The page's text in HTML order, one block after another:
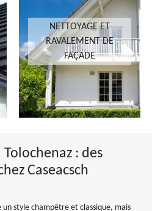
NETTOYAGE ET
RAVALEMENT DE
FAÇADE
: des
Caseacsch
style champêtre et classique, mais